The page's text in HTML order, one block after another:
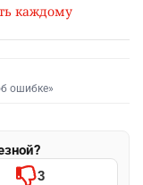
каждому
ошибке»
3